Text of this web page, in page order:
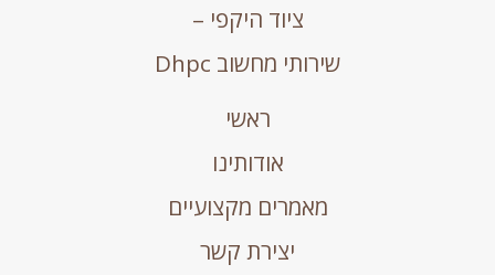
ציוד היקפי –
שירותי מחשוב Dhpc
אודותינו
מאמרים מקצועיים
יצירת קשר